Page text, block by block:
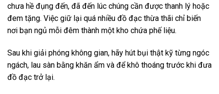
chưa hề đụng đến, đã đến lúc chúng cần được thanh lý hoặc
đem tặng. Việc giữ lại quá nhiều đồ đạc thừa thãi chỉ biến
nơi bạn ngủ mỗi đêm thành một kho chứa phế liệu.
Sau khi giải phóng không gian, hãy hút bụi thật kỹ từng ngóc
ngách, lau sàn bằng khăn ẩm và để khô thoáng trước khi đưa
đồ đạc trở lại.